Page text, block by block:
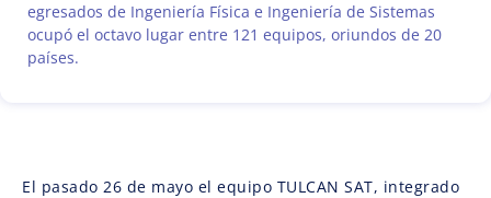
egresados de Ingeniería Física e Ingeniería de Sistemas
ocupó el octavo lugar entre 121 equipos, oriundos de 20
países.
El pasado 26 de mayo el equipo TULCAN SAT, integrado